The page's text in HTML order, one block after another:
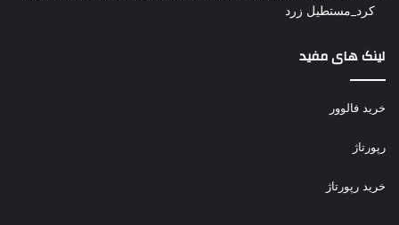
کرد_مستطیل زرد
لینک های مفید
خرید فالوور
رپورتاژ
خرید رپورتاژ